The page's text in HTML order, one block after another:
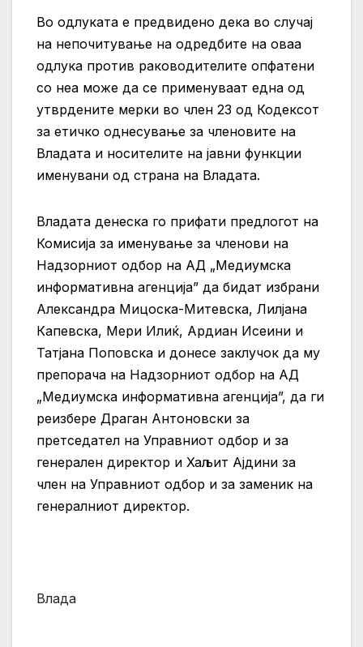
Во одлуката е предвидено дека во случај
на непочитување на одредбите на оваа
одлука против раководителите опфатени
со неа може да се применуваат една од
утврдените мерки во член 23 од Кодексот
за етичко однесување за членовите на
Владата и носителите на јавни функции
именувани од страна на Владата.
Владата денеска го прифати предлогот на
Комисија за именување за членови на
Надзорниот одбор на АД „Медиумска
информативна агенција” да бидат избрани
Александра Мицоска-Митевска, Лилјана
Капевска, Мери Илиќ, Ардиан Исеини и
Татјана Поповска и донесе заклучок да му
препорача на Надзорниот одбор на АД
„Медиумска информативна агенција”, да ги
реизбере Драган Антоновски за
претседател на Управниот одбор и за
генерален директор и Хаљит Ајдини за
член на Управниот одбор и за заменик на
генералниот директор.
Влада